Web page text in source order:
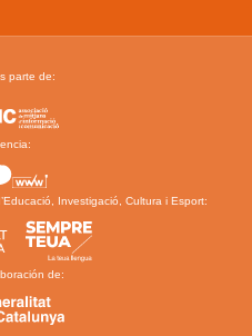
parte de:
Investigació, Cultura i Esport:
de: